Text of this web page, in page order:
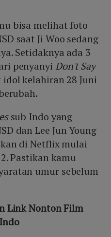
bisa melihat foto
saat Ji Woo sedang
Setidaknya ada 3
penyanyi Don't Say
kelahiran 28 Juni
sub Indo yang
dan Lee Jun Young
di Netflix mulai
Pastikan kamu
umur sebelum
Link Nonton Film